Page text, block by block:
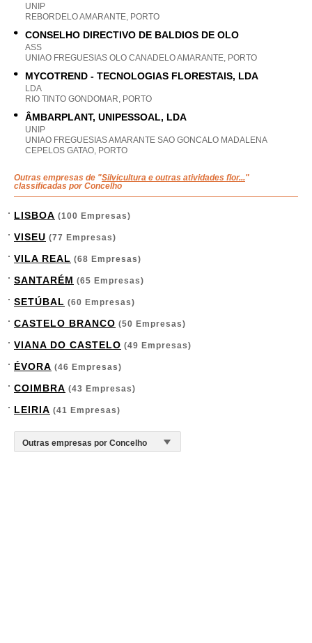
UNIP
REBORDELO AMARANTE, PORTO
CONSELHO DIRECTIVO DE BALDIOS DE OLO
ASS
UNIAO FREGUESIAS OLO CANADELO AMARANTE, PORTO
MYCOTREND - TECNOLOGIAS FLORESTAIS, LDA
LDA
RIO TINTO GONDOMAR, PORTO
ÂMBARPLANT, UNIPESSOAL, LDA
UNIP
UNIAO FREGUESIAS AMARANTE SAO GONCALO MADALENA
CEPELOS GATAO, PORTO
Outras empresas de "Silvicultura e outras atividades flor..."
classificadas por Concelho
LISBOA (100 Empresas)
VISEU (77 Empresas)
VILA REAL (68 Empresas)
SANTARÉM (65 Empresas)
SETÚBAL (60 Empresas)
CASTELO BRANCO (50 Empresas)
VIANA DO CASTELO (49 Empresas)
ÉVORA (46 Empresas)
COIMBRA (43 Empresas)
LEIRIA (41 Empresas)